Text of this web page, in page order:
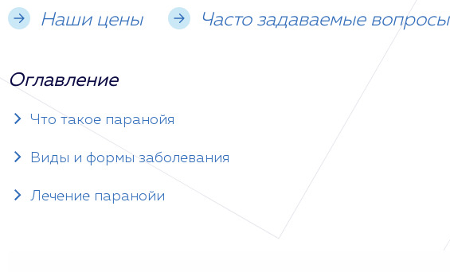
Наши цены Часто задаваемые вопросы
Оглавление
Что такое паранойя
Виды и формы заболевания
Лечение паранойи